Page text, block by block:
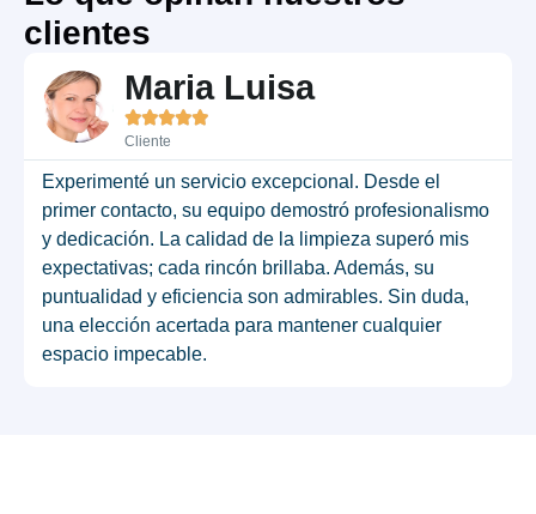
clientes
Maria Luisa

Cliente
Experimenté un servicio excepcional. Desde el
primer contacto, su equipo demostró profesionalismo
y dedicación. La calidad de la limpieza superó mis
expectativas; cada rincón brillaba. Además, su
puntualidad y eficiencia son admirables. Sin duda,
una elección acertada para mantener cualquier
espacio impecable.